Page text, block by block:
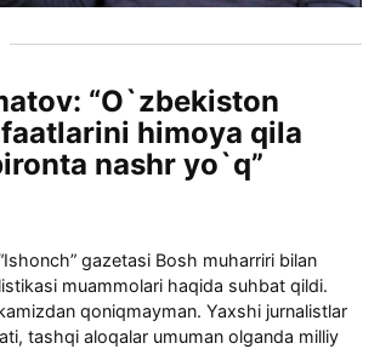
“O`zbekiston
himoya qila
nashr yo`q”
gazetasi Bosh muharriri bilan
muammolari haqida suhbat qildi.
qoniqmayman. Yaxshi jurnalistlar
tashqi aloqalar umuman olganda milliy